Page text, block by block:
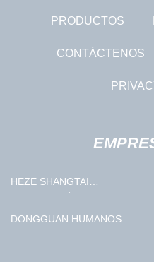
PRODUCTOS
CONTÁCTENOS
HEZE SHANGTAI
EXPORTACIÓN CO., LTD
DONGGUAN HUMANOS